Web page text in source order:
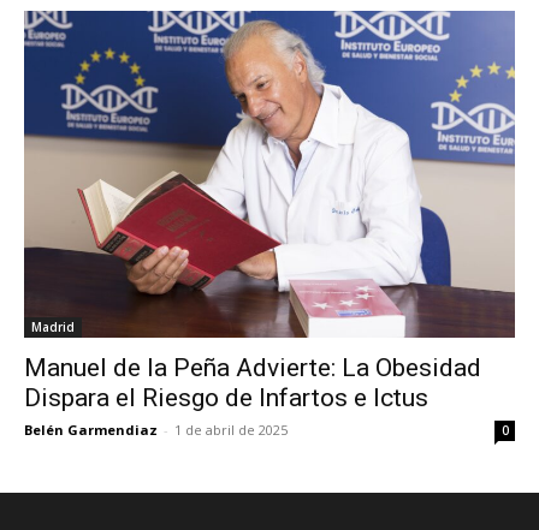
Madrid
Manuel de la Peña Advierte: La Obesidad
Dispara el Riesgo de Infartos e Ictus
Belén Garmendiaz - 1 de abril de 2025 0